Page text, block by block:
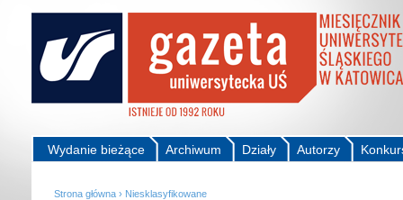
Autorzy
Działy
Archiwum
Wydanie bieżące
Strona główna › Niesklasyfikowane